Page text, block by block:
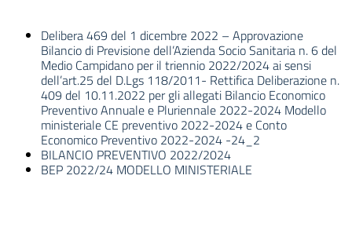
Delibera 469 del 1 dicembre 2022 – Approvazione
Bilancio di Previsione dell’Azienda Socio Sanitaria n. 6 del
Medio Campidano per il triennio 2022/2024 ai sensi
dell’art.25 del D.Lgs 118/2011- Rettifica Deliberazione n.
409 del 10.11.2022 per gli allegati Bilancio Economico
Preventivo Annuale e Pluriennale 2022-2024 Modello
ministeriale CE preventivo 2022-2024 e Conto
Economico Preventivo 2022-2024 -24_2
BILANCIO PREVENTIVO 2022/2024
BEP 2022/24 MODELLO MINISTERIALE